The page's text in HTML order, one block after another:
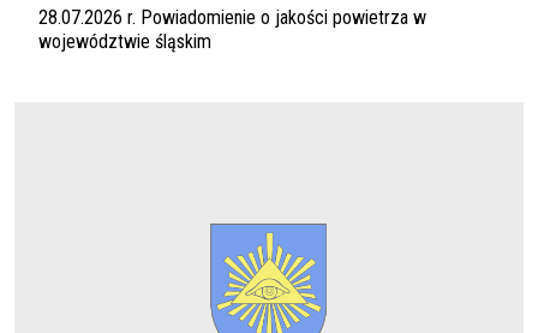
28.07.2026 r. Powiadomienie o jakości powietrza w
województwie śląskim